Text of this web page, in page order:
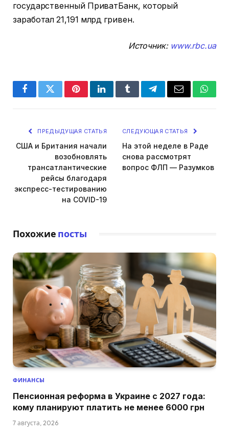
государственный ПриватБанк, который
заработал 21,191 млрд гривен.
Источник: www.rbc.ua
FacebookTwitterPinterestLinkedInTumblrTelegramEmail
ПРЕДЫДУЩАЯ СТАТЬЯ
США и Британия начали
возобновлять
трансатлантические
рейсы благодаря
экспресс-тестированию
на COVID-19
СЛЕДУЮЩАЯ СТАТЬЯ
На этой неделе в Раде
снова рассмотрят
вопрос ФЛП — Разумков
Похожие посты
ФИНАНСЫ
Пенсионная реформа в Украине с 2027 года:
кому планируют платить не менее 6000 грн
7 августа, 2026